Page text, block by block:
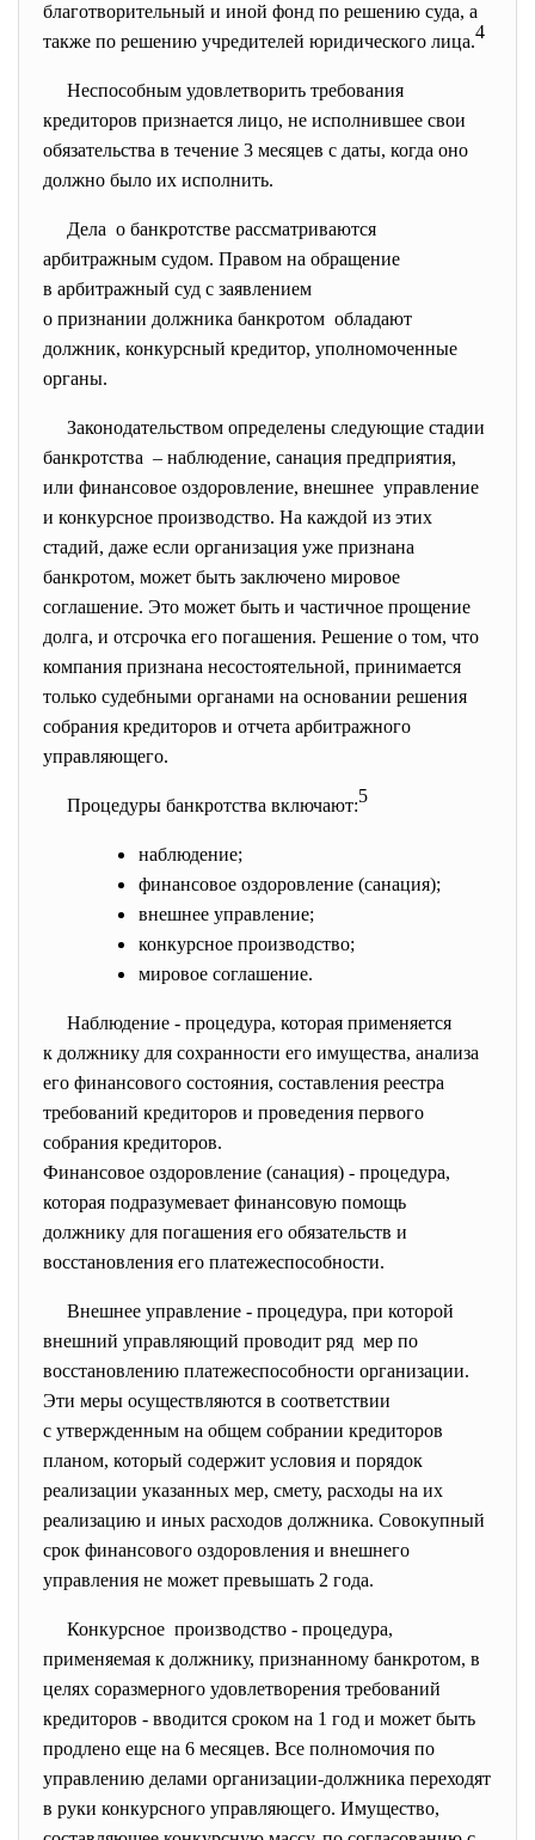
благотворительный и иной фонд по решению суда, а
также по решению учредителей юридического лица.4
Неспособным удовлетворить требования
кредиторов признается лицо, не исполнившее свои
обязательства в течение 3 месяцев с даты, когда оно
должно было их исполнить.
Дела о банкротстве рассматриваются
арбитражным судом. Правом на обращение
в арбитражный суд с заявлением
о признании должника банкротом обладают
должник, конкурсный кредитор, уполномоченные
органы.
Законодательством определены следующие стадии
банкротства – наблюдение, санация предприятия,
или финансовое оздоровление, внешнее управление
и конкурсное производство. На каждой из этих
стадий, даже если организация уже признана
банкротом, может быть заключено мировое
соглашение. Это может быть и частичное прощение
долга, и отсрочка его погашения. Решение о том, что
компания признана несостоятельной, принимается
только судебными органами на основании решения
собрания кредиторов и отчета арбитражного
управляющего.
Процедуры банкротства включают:5
наблюдение;
финансовое оздоровление (санация);
внешнее управление;
конкурсное производство;
мировое соглашение.
Наблюдение - процедура, которая применяется
к должнику для сохранности его имущества, анализа
его финансового состояния, составления реестра
требований кредиторов и проведения первого
собрания кредиторов.
Финансовое оздоровление (санация) - процедура,
которая подразумевает финансовую помощь
должнику для погашения его обязательств и
восстановления его платежеспособности.
Внешнее управление - процедура, при которой
внешний управляющий проводит ряд мер по
восстановлению платежеспособности организации.
Эти меры осуществляются в соответствии
с утвержденным на общем собрании кредиторов
планом, который содержит условия и порядок
реализации указанных мер, смету, расходы на их
реализацию и иных расходов должника. Совокупный
срок финансового оздоровления и внешнего
управления не может превышать 2 года.
Конкурсное производство - процедура,
применяемая к должнику, признанному банкротом, в
целях соразмерного удовлетворения требований
кредиторов - вводится сроком на 1 год и может быть
продлено еще на 6 месяцев. Все полномочия по
управлению делами организации-должника переходят
в руки конкурсного управляющего. Имущество,